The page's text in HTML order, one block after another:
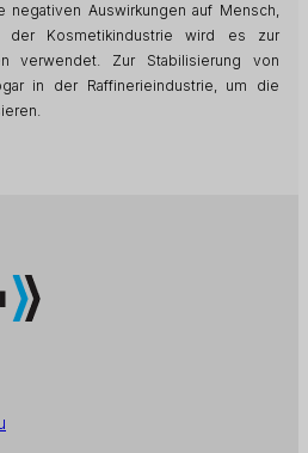
negativen Auswirkungen auf Mensch,
Kosmetikindustrie wird es zur
verwendet. Zur Stabilisierung von
in der Raffinerieindustrie, um die